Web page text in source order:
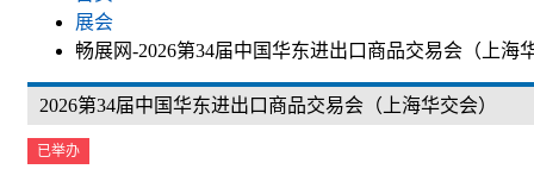
展会
畅展网-2026第34届中国华东进出口商品交易会（上海
2026第34届中国华东进出口商品交易会（上海华交会）
已举办